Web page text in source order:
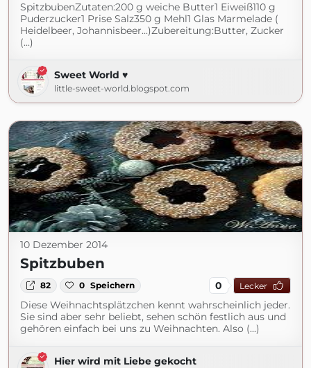
SpitzbubenZutaten:200 g weiche Butter1 Eiweiß110 g
Puderzucker1 Prise Salz350 g Mehl1 Glas Marmelade (
Heidelbeer, Johannisbeer...)Zubereitung:Butter, Zucker
(...)
Sweet World ♥
little-sweet-world.blogspot.com
10 Dezember 2014
Spitzbuben
82 0 Speichern 0 Lecker
Diese Weihnachtsplätzchen kennt wahrscheinlich jeder.
Sie sind aber sehr beliebt, sehen schön festlich aus und
gehören einfach bei uns zu Weihnachten. Also (...)
Hier wird mit Liebe gekocht